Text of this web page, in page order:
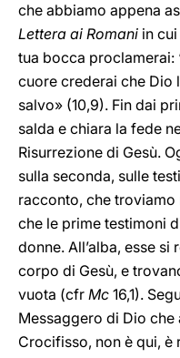
che abbiamo appena
Lettera ai Romani in
tua bocca proclamerai:
cuore crederai che Dio
salvo» (10,9). Fin dai
salda e chiara la fede
Risurrezione di Gesù.
sulla seconda, sulle
racconto, che troviamo
che le prime testimoni
donne. All’alba, esse
corpo di Gesù, e
vuota (cfr Mc 16,1).
Messaggero di Dio che
Crocifisso, non è qui,